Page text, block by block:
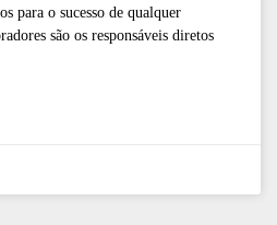
para o sucesso de qualquer
são os responsáveis diretos